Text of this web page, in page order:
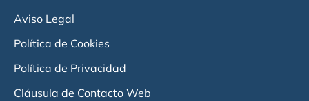
Aviso Legal
Política de Cookies
Política de Privacidad
Cláusula de Contacto Web